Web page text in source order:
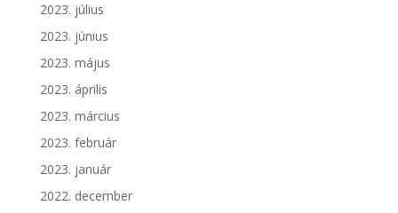
2023. július
2023. június
2023. május
2023. április
2023. március
2023. február
2023. január
2022. december